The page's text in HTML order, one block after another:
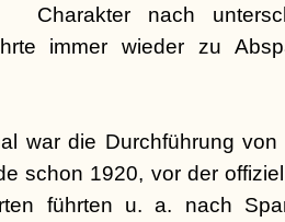
Charakter nach
immer wieder zu
war die Durchführung
schon 1920, vor der
führten u. a. nach